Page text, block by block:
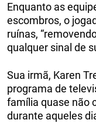
Enquanto as
escombros, o
ruínas,
qualquer sinal de
Sua irmã, Karen
programa de
família quase não
durante aqueles